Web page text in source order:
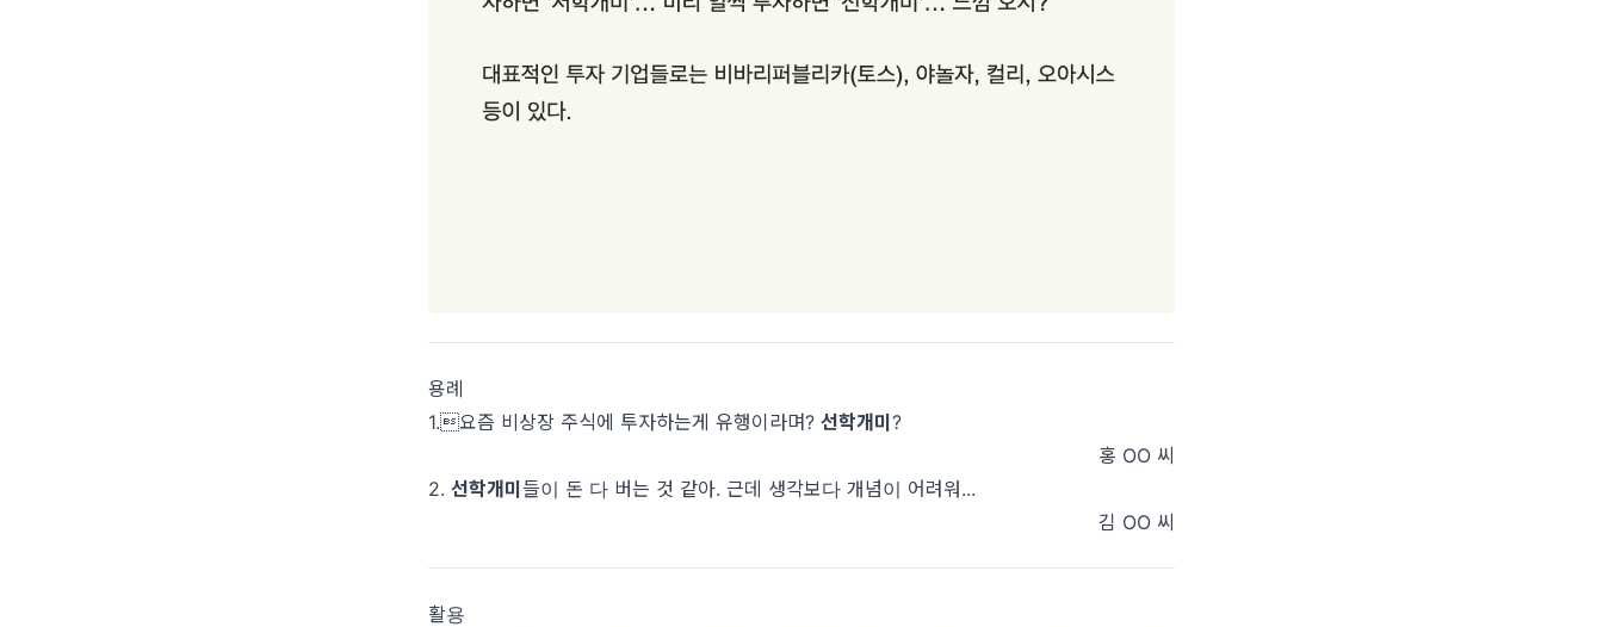
용례
1.요즘 비상장 주식에 투자하는게 유행이라며?선학개미?
홍 OO 씨
2.선학개미들이 돈 다 버는 것 같아. 근데 생각보다 개념이 어려워...
김 OO 씨
활용